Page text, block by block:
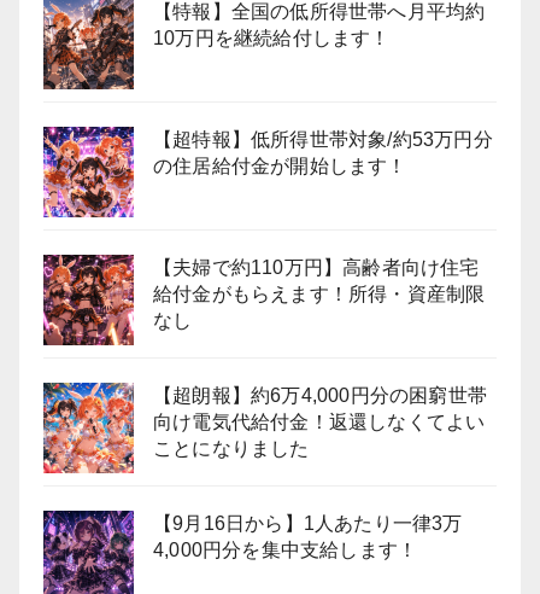
【特報】全国の低所得世帯へ月平均約
10万円を継続給付します！
【超特報】低所得世帯対象/約53万円分
の住居給付金が開始します！
【夫婦で約110万円】高齢者向け住宅
給付金がもらえます！所得・資産制限
なし
【超朗報】約6万4,000円分の困窮世帯
向け電気代給付金！返還しなくてよい
ことになりました
【9月16日から】1人あたり一律3万
4,000円分を集中支給します！